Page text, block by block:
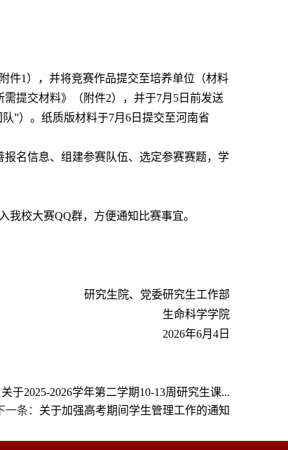
件1），并将竞赛作品提交至培养单位（材料
提交材料》（附件2），并于7月5日前发送
”）。纸质版材料于7月6日提交至河南省
报名信息、组建参赛队伍、选定参赛赛题，学
校大赛QQ群，方便通知比赛事宜。
研究生院、党委研究生工作部
生命科学学院
2026年6月4日
关于2025-2026学年第二学期10-13周研究生课...
一条： 关于加强高考期间学生管理工作的通知